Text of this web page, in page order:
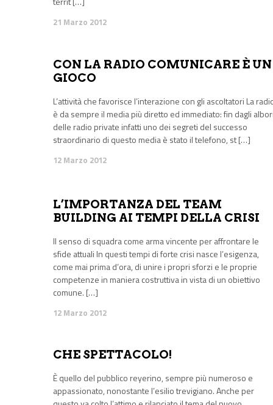
21 Marzo 2012
CON LA RADIO COMUNICARE È UN
GIOCO
L’attività che favorisce l’interazione con gli ascoltatori La
è da sempre il media più diretto ed immediato: fin dagli
delle radio private infatti uno dei segreti del successo
straordinario di questo media è stato il telefono, st […]
12 Marzo 2012
L’IMPORTANZA DEL TEAM
BUILDING AI TEMPI DELLA CRISI
Il senso di squadra come arma vincente per affrontare le
sfide attuali In questi tempi di forte crisi nasce l’esigenza,
come mai prima d’ora, di unire i propri sforzi e le proprie
competenze in maniera costruttiva in vista di un obiettivo
comune. […]
12 Marzo 2012
CHE SPETTACOLO!
È quello del pubblico reyerino, sempre più numeroso e
appassionato, nonostante l’esilio trevigiano. Anche per